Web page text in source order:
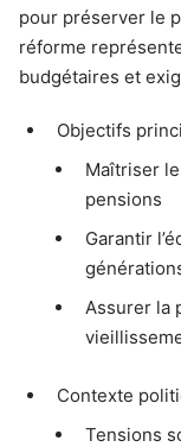
pour préserver le
réforme
budgétaires et
Objectifs
Maîtriser
pensions
Garantir
Assurer la
Contexte
Tensions